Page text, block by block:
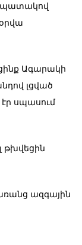
Ագարակի
լցված
սպասում
թխվեցին
ազգային